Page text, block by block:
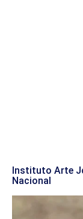
Instituto Arte
Nacional